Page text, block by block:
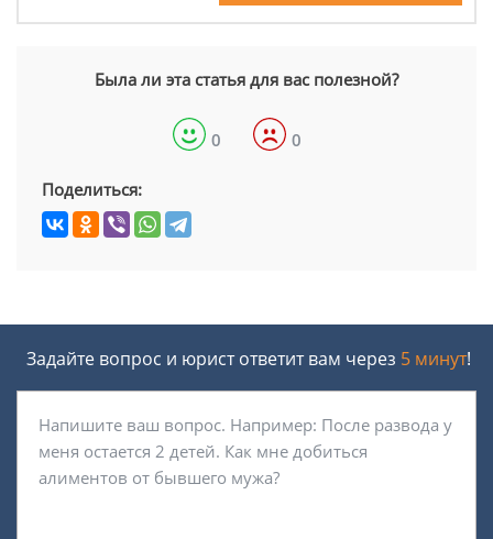
Была ли эта статья для вас полезной?
0 0
Поделиться:
Задайте вопрос и юрист ответит вам через 5 минут!